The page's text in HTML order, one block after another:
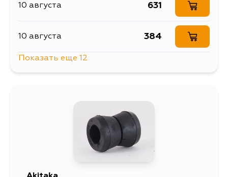
10 августа 631
10 августа 384
Показать еще 12